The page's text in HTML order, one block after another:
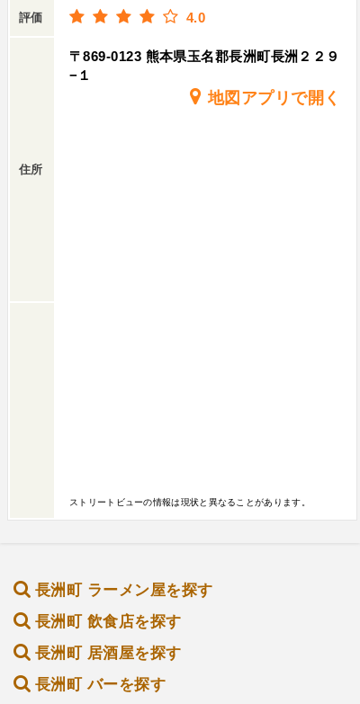
評価 4.0
住所
〒869-0123 熊本県玉名郡長洲町長洲２２９
−１
地図アプリで開く
ストリートビューの情報は現状と異なることがあります。
長洲町 ラーメン屋を探す
長洲町 飲食店を探す
長洲町 居酒屋を探す
長洲町 バーを探す